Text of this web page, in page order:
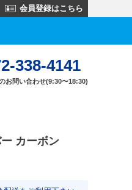
会員登録はこちら
338-4141
お問い合わせ(9:30〜18:30)
カーボン